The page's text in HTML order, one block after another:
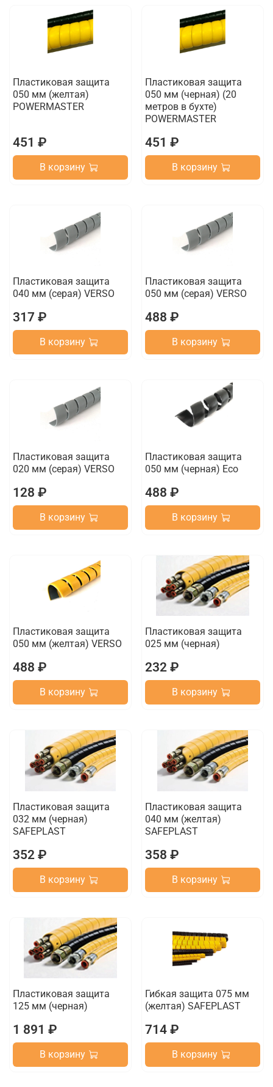
Пластиковая защита
050 мм (желтая)
POWERMASTER
451 ₽
В корзину
Пластиковая защита
050 мм (черная) (20
метров в бухте)
POWERMASTER
451 ₽
В корзину
Пластиковая защита
040 мм (серая) VERSO
317 ₽
В корзину
Пластиковая защита
050 мм (серая) VERSO
488 ₽
В корзину
Пластиковая защита
020 мм (серая) VERSO
128 ₽
В корзину
Пластиковая защита
050 мм (черная) Eco
488 ₽
В корзину
Пластиковая защита
050 мм (желтая) VERSO
488 ₽
В корзину
Пластиковая защита
025 мм (черная)
232 ₽
В корзину
Пластиковая защита
032 мм (черная)
SAFEPLAST
352 ₽
В корзину
Пластиковая защита
040 мм (желтая)
SAFEPLAST
358 ₽
В корзину
Пластиковая защита
125 мм (черная)
1 891 ₽
В корзину
Гибкая защита 075 мм
(желтая) SAFEPLAST
714 ₽
В корзину